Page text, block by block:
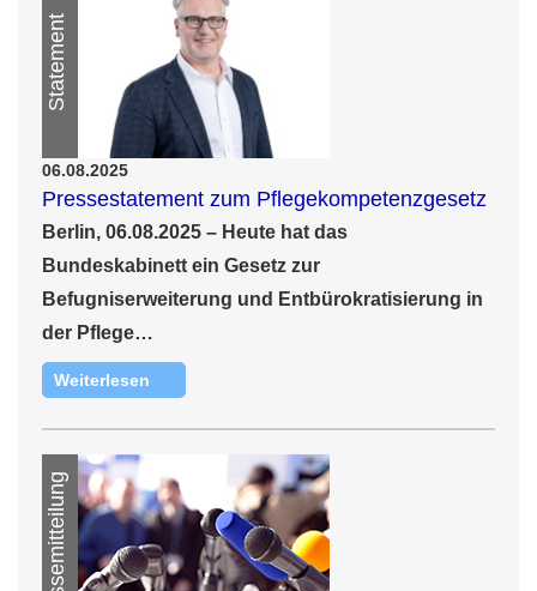
Statement
06.08.2025
Pressestatement zum Pflegekompetenzgesetz
Berlin, 06.08.2025 – Heute hat das
Bundeskabinett ein Gesetz zur
Befugniserweiterung und Entbürokratisierung in
der Pflege…
Weiterlesen
Pressemitteilung